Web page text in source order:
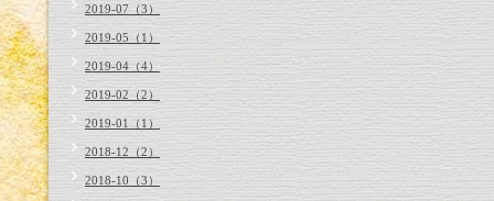
2019-07（3）
2019-05（1）
2019-04（4）
2019-02（2）
2019-01（1）
2018-12（2）
2018-10（3）